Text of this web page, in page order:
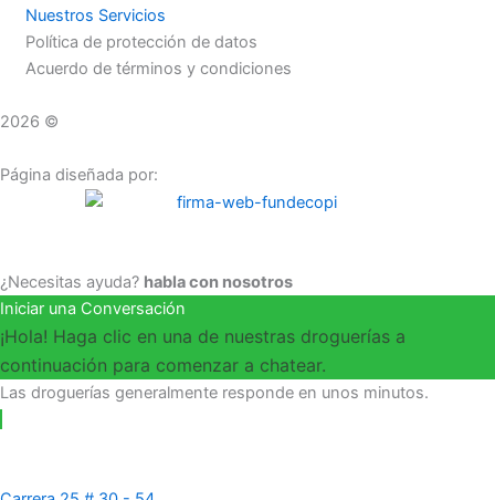
Nuestros Servicios
Política de protección de datos
Acuerdo de términos y condiciones
2026 ©
Página diseñada por:
¿Necesitas ayuda? habla con nosotros
Iniciar una Conversación
¡Hola! Haga clic en una de nuestras droguerías a
continuación para comenzar a chatear.
Las droguerías generalmente responde en unos minutos.